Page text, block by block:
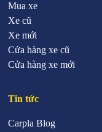
Mua xe
Xe cũ
Xe mới
Cửa hàng xe cũ
Cửa hàng xe mới
Tin tức
Carpla Blog